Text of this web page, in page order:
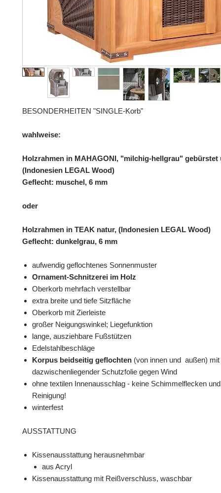
BESONDERHEITEN "SINGLE-Korb"
wahlweise:
Holzrahmen in MAHAGONI, "milchig-hellgrau" gebürstet
(Indonesien LEGAL Wood)
Geflecht: muschel, 6 mm
oder
Holzrahmen in TEAK natur, (Indonesien LEGAL Wood)
Geflecht: dunkelgrau, 6 mm
aufwendig geflochtenes Sonnenmuster
Ornament-Schnitzerei im Holz
Oberkorb mehrfach verstellbar
extra breite und tiefe Sitzfläche
Oberkorb mit Zierleiste
großer Neigungswinkel; Liegefunktion
lange, ausziehbare Fußstützen
Edelstahlbeschläge
Korpus beidseitig geflochten (von innen und außen) mit
dazwischenliegender Schutzfolie gegen Wind
ohne textilen Innenausschlag - keine Schimmelflecken
Reinigung!
winterfest
AUSSTATTUNG
Kissenausstattung herausnehmbar
aus Acryl
Kissenausstattung mit Reißverschluss, waschbar